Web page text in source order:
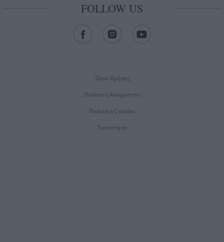
FOLLOW US
Όροι Xρήσης
Πολιτική Απορρήτου
Πολιτική Cookies
Ταυτότητα